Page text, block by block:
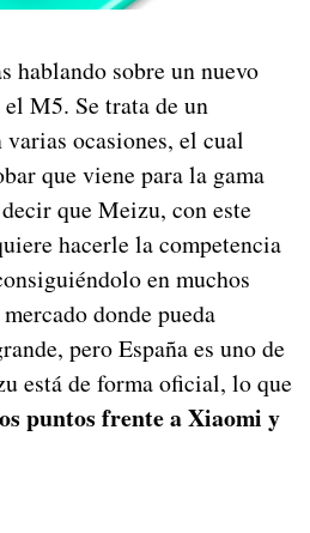
hablando sobre un nuevo
M5. Se trata de un
ocasiones, el cual
que viene para la gama
que Meizu, con este
hacerle la competencia
en muchos
donde pueda
pero España es uno de
está de forma oficial, lo que
puntos frente a Xiaomi y